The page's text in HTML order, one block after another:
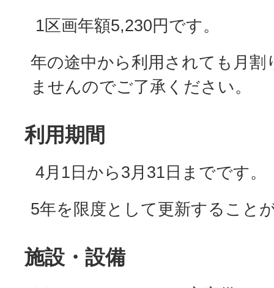
1区画年額5,230円です。
年の途中から利用されても月割
ませんのでご了承ください。
利用期間
4月1日から3月31日までです。
5年を限度として更新すること
施設・設備